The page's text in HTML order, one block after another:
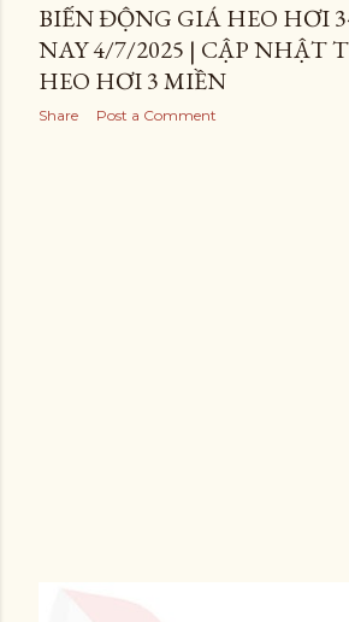
BIẾN ĐỘNG GIÁ HEO HƠI
NAY 4/7/2025 | CẬP NHẬT
HEO HƠI 3 MIỀN
Share Post a Comment